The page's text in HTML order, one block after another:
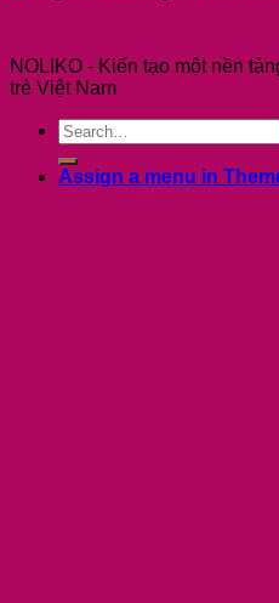
NOLIKO - Kiến tạo một nền
trẻ Việt Nam
Assign a menu in